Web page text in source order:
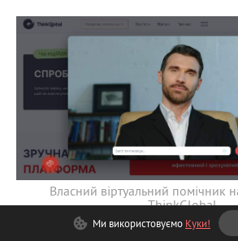
Власний віртуальний помічник
ThinkGlobal
Ми використовуємо Куки!